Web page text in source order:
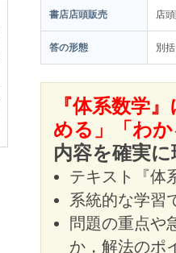
書店店頭販売 店
答の形態 別
『体系数学
める」「わ
内容を確実
テキスト『体
系統的な学習
問題の重点や
か，解法のポ